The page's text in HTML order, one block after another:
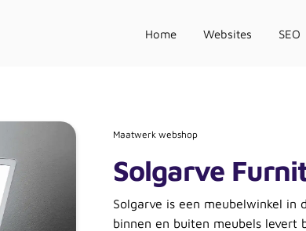
Home Websites SEO
Maatwerk webshop
Solgarve
Solgarve is een meubelwinkel in
binnen en buiten meubels levert